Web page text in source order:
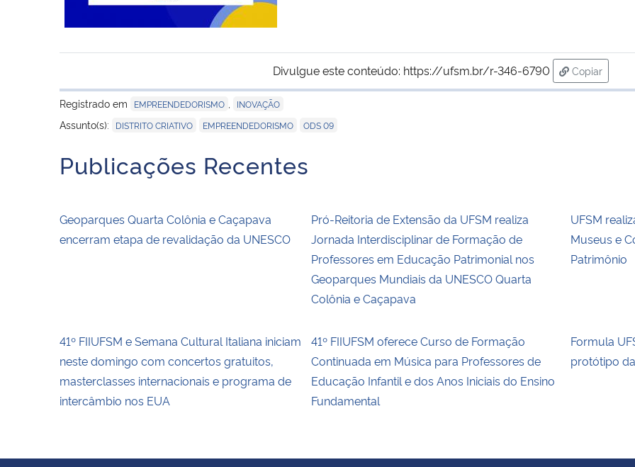
Divulgue este conteúdo: https://ufsm.br/r-346-6790
Copiar
para área
Registrado em
EMPREENDEDORISMO INOVAÇÃO
Assunto(s): DISTRITO CRIATIVO EMPREENDEDORISMO ODS 09
Publicações Recentes
Geoparques Quarta Colônia e Caçapava
encerram etapa de revalidação da UNESCO
Pró-Reitoria de Extensão da UFSM realiza
Jornada Interdisciplinar de Formação de
Professores em Educação Patrimonial nos
Geoparques Mundiais da UNESCO Quarta
Colônia e Caçapava
UFSM
Museus e
Patrimônio
41º FIIUFSM e Semana Cultural Italiana iniciam
neste domingo com concertos gratuitos,
masterclasses internacionais e programa de
intercâmbio nos EUA
41º FIIUFSM oferece Curso de Formação
Continuada em Música para Professores de
Educação Infantil e dos Anos Iniciais do Ensino
Fundamental
Formula
protótipo